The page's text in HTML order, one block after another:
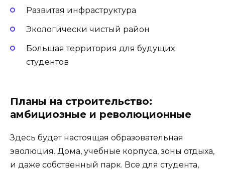
Развитая инфраструктура
Экологически чистый район
Большая территория для будущих
студентов
Планы на строительство:
амбициозные и революционные
Здесь будет настоящая образовательная
эволюция. Дома, учебные корпуса, зоны отдыха,
и даже собственный парк. Все для студента,